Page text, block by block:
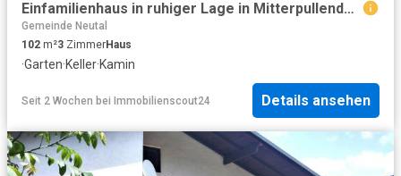
Einfamilienhaus in ruhiger Lage in Mitterpullendorf / NEUER PREIS
Gemeinde Neutal
102 m²3 ZimmerHaus
·Garten·Keller·Kamin
Seit 2 Wochen bei Immobilienscout24 Details ansehen